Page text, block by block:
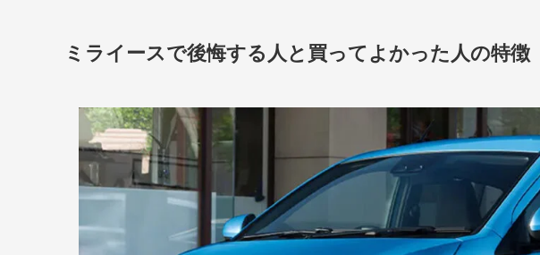
ミライースで後悔する人と買ってよかった人の特徴